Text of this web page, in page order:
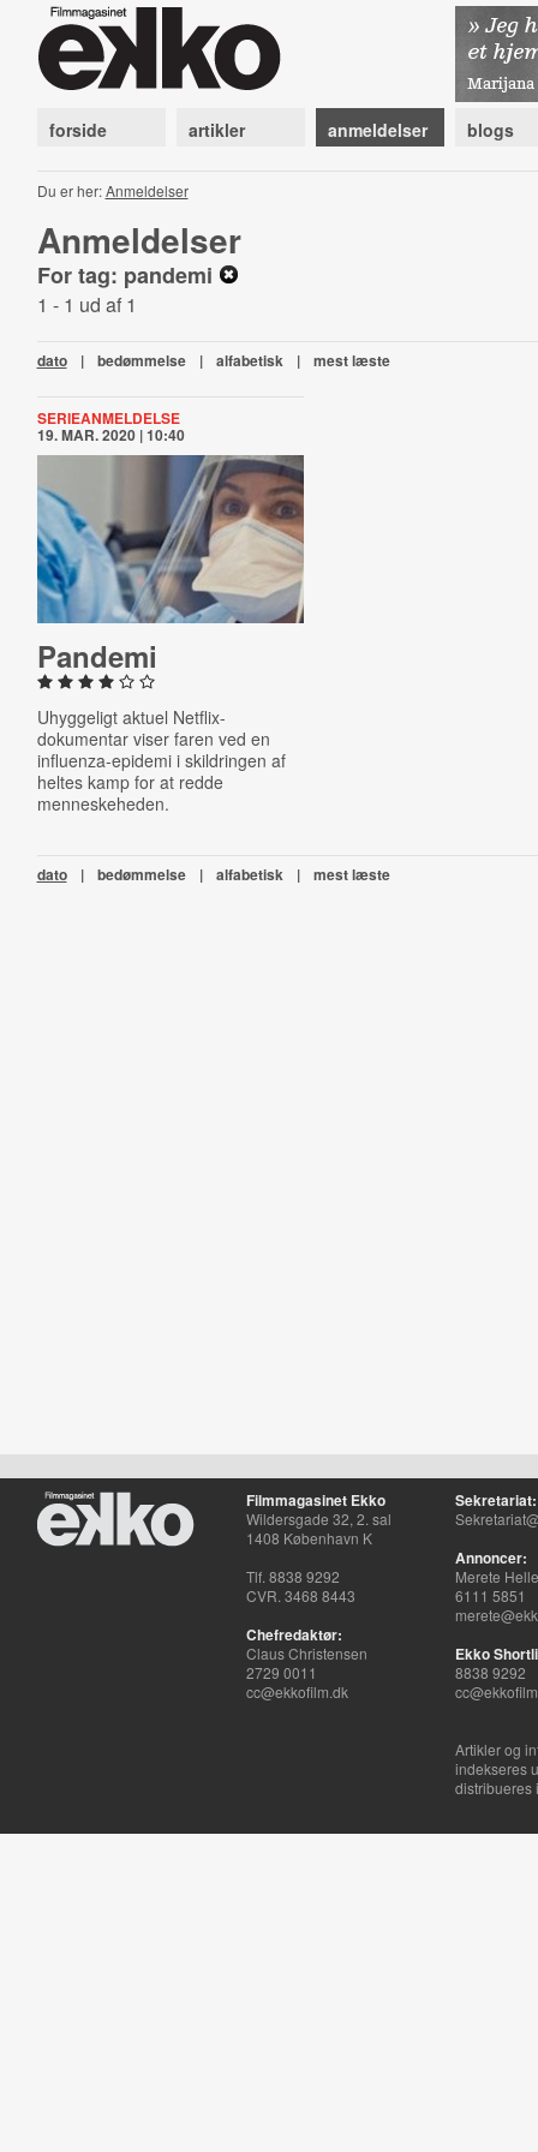
forside artikler anmeldelser blogs
Du er her:Anmeldelser
Anmeldelser
For tag: pandemi
1 - 1 ud af 1
dato | bedømmelse | alfabetisk | mest læste
SERIEANMELDELSE
19. MAR. 2020 | 10:40
Pandemi
Uhyggeligt aktuel Netflix-
dokumentar viser faren ved en
influenza-epidemi i skildringen af
heltes kamp for at redde
menneskeheden.
dato | bedømmelse | alfabetisk | mest læste
Filmmagasinet Ekko
Wildersgade 32, 2. sal
1408 København K
Tlf. 8838 9292
CVR. 3468 8443
Chefredaktør:
Claus Christensen
2729 0011
cc@ekkofilm.dk
Sekretariat:
Annoncer:
Merete
6111 5851
Ekko
8838 9292
Artikler og
indekseres
distribueres